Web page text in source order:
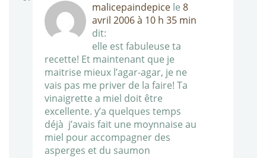
malicepaindepice le 8
avril 2006 à 10 h 35 min
dit:
elle est fabuleuse ta
recette! Et maintenant que je
maitrise mieux l’agar-agar, je ne
vais pas me priver de la faire! Ta
vinaigrette a miel doit être
excellente. y’a quelques temps
déjà j’avais fait une moynnaise au
miel pour accompagner des
asperges et du saumon